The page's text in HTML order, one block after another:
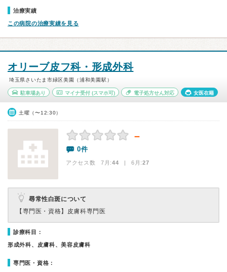
治療実績
この病院の治療実績を見る
オリーブ皮フ科・形成外科
埼玉県さいたま市緑区美園（浦和美園駅）
駐車場あり マイナ受付(スマホ可) 電子処方せん対応 女医在籍
土曜（〜12:30）
－
0件
アクセス数 7月:44 | 6月:27
尋常性白斑について
【専門医・資格】 皮膚科専門医
診療科目：
形成外科、皮膚科、美容皮膚科
専門医・資格：